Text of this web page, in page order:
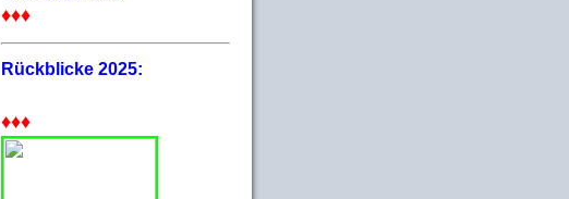
♦♦♦
Rückblicke 2025:
♦♦♦